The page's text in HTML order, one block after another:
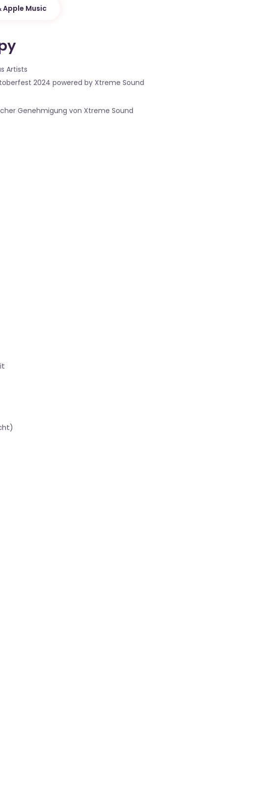
Apple Music
Artists
2024 powered by Xtreme Sound
Genehmigung von Xtreme Sound